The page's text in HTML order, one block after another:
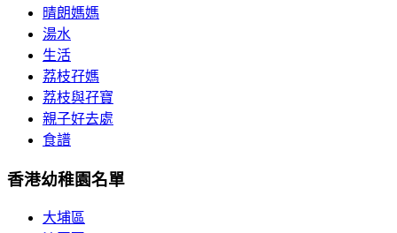
晴朗媽媽
湯水
生活
荔枝孖媽
荔枝與孖寶
親子好去處
食譜
香港幼稚園名單
大埔區